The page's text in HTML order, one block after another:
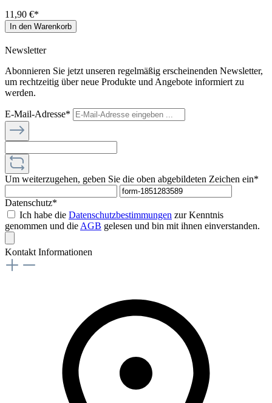
11,90 €*
In den Warenkorb
Newsletter
Abonnieren Sie jetzt unseren regelmäßig erscheinenden Newsletter,
um rechtzeitig über neue Produkte und Angebote informiert zu
werden.
E-Mail-Adresse*
Um weiterzugehen, geben Sie die oben abgebildeten Zeichen ein*
Datenschutz*
Ich habe die Datenschutzbestimmungen zur Kenntnis
genommen und die AGB gelesen und bin mit ihnen einverstanden.
Kontakt Informationen